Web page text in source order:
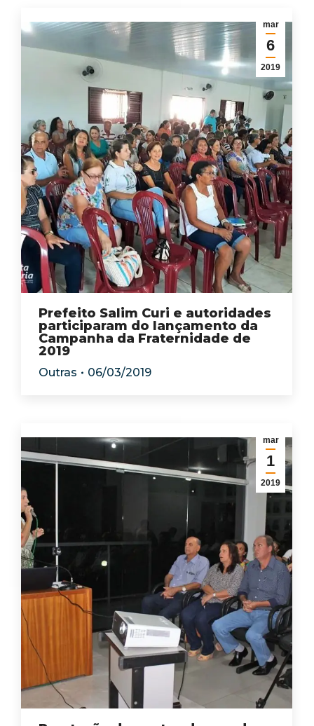
mar
6
2019
Prefeito Salim Curi e autoridades
participaram do lançamento da
Campanha da Fraternidade de
2019
Outras 06/03/2019
mar
1
2019